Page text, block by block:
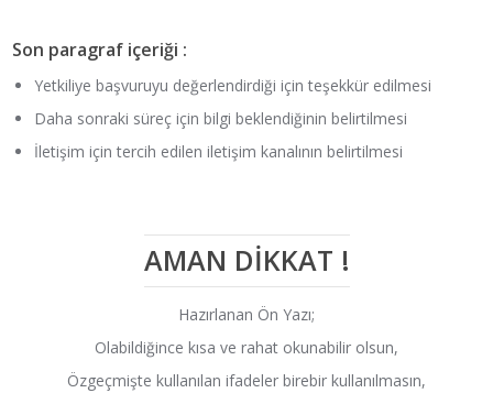
Son paragraf içeriği :
Yetkiliye başvuruyu değerlendirdiği için teşekkür edilmesi
Daha sonraki süreç için bilgi beklendiğinin belirtilmesi
İletişim için tercih edilen iletişim kanalının belirtilmesi
AMAN DİKKAT !
Hazırlanan Ön Yazı;
Olabildiğince kısa ve rahat okunabilir olsun,
Özgeçmişte kullanılan ifadeler birebir kullanılmasın,